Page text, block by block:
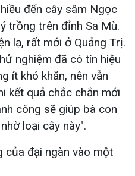
đến cây sâm Ngọc
trồng trên đỉnh Sa Mù.
lạ, rất mới ở Quảng Trị.
nghiệm đã có tín hiệu
ít khó khăn, nên vẫn
kết quả chắc chắn mới
công sẽ giúp bà con
loại cây này".
của đại ngàn vào một